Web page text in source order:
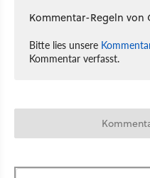
Kommentar-Regeln von
Bitte lies unsere
Kommentar verfasst.